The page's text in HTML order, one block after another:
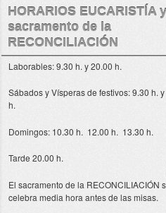
HORARIOS EUCARISTÍA y
sacramento de la
RECONCILIACIÓN
Laborables: 9.30 h. y 20.00 h.
Sábados y Vísperas de festivos: 9.30 h.
h.
Domingos: 10.30 h. 12.00 h. 13.30 h.
Tarde 20.00 h.
El sacramento de la RECONCILIACIÓN
celebra media hora antes de las misas.